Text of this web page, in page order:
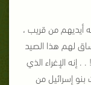
أيديهم من قريب ،
لهم هذا الصيد
الإغراء الذي
بنو إسرائيل من